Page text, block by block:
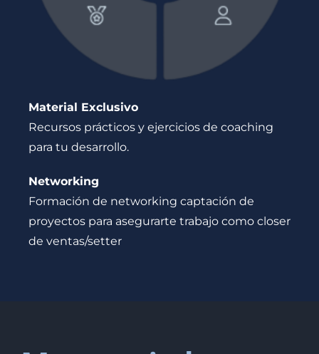
Material Exclusivo
Recursos prácticos y ejercicios de coaching
para tu desarrollo.
Networking
Formación de networking captación de
proyectos para asegurarte trabajo como closer
de ventas/setter